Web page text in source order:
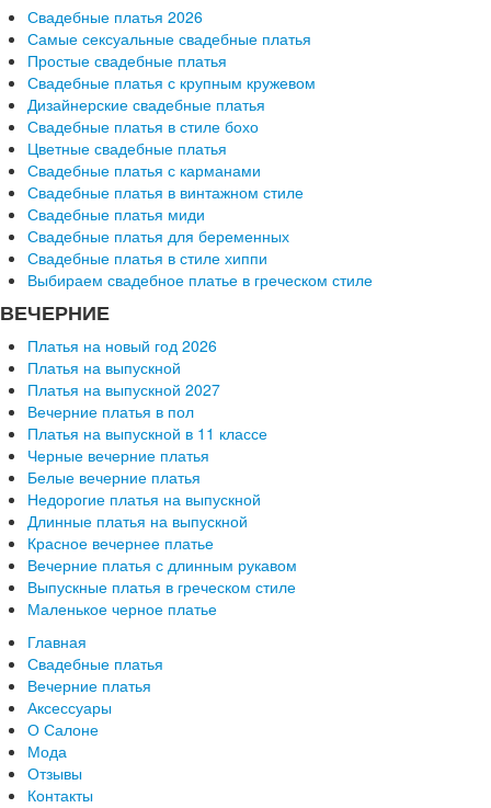
Свадебные платья 2026
Самые сексуальные свадебные платья
Простые свадебные платья
Свадебные платья с крупным кружевом
Дизайнерские свадебные платья
Свадебные платья в стиле бохо
Цветные свадебные платья
Свадебные платья с карманами
Свадебные платья в винтажном стиле
Свадебные платья миди
Свадебные платья для беременных
Свадебные платья в стиле хиппи
Выбираем свадебное платье в греческом стиле
ВЕЧЕРНИЕ
Платья на новый год 2026
Платья на выпускной
Платья на выпускной 2027
Вечерние платья в пол
Платья на выпускной в 11 классе
Черные вечерние платья
Белые вечерние платья
Недорогие платья на выпускной
Длинные платья на выпускной
Красное вечернее платье
Вечерние платья с длинным рукавом
Выпускные платья в греческом стиле
Маленькое черное платье
Главная
Свадебные платья
Вечерние платья
Аксессуары
О Салоне
Мода
Отзывы
Контакты